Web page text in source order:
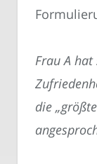
Frau A
die